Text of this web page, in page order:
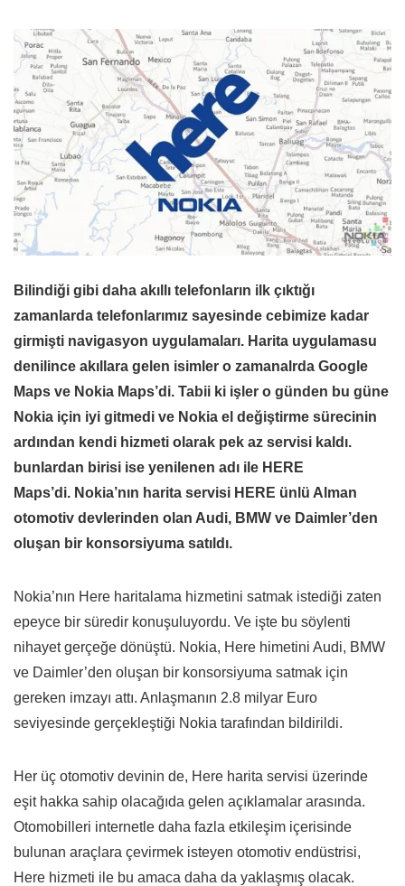
Bilindiği gibi daha akıllı telefonların ilk çıktığı
zamanlarda telefonlarımız sayesinde cebimize kadar
girmişti navigasyon uygulamaları. Harita uygulamasu
denilince akıllara gelen isimler o zamanalrda Google
Maps ve Nokia Maps’di. Tabii ki işler o günden bu güne
Nokia için iyi gitmedi ve Nokia el değiştirme sürecinin
ardından kendi hizmeti olarak pek az servisi kaldı.
bunlardan birisi ise yenilenen adı ile HERE
Maps’di. Nokia’nın harita servisi HERE ünlü Alman
otomotiv devlerinden olan Audi, BMW ve Daimler’den
oluşan bir konsorsiyuma satıldı.
Nokia’nın Here haritalama hizmetini satmak istediği zaten
epeyce bir süredir konuşuluyordu. Ve işte bu söylenti
nihayet gerçeğe dönüştü. Nokia, Here himetini Audi, BMW
ve Daimler’den oluşan bir konsorsiyuma satmak için
gereken imzayı attı. Anlaşmanın 2.8 milyar Euro
seviyesinde gerçekleştiği Nokia tarafından bildirildi.
Her üç otomotiv devinin de, Here harita servisi üzerinde
eşit hakka sahip olacağıda gelen açıklamalar arasında.
Otomobilleri internetle daha fazla etkileşim içerisinde
bulunan araçlara çevirmek isteyen otomotiv endüstrisi,
Here hizmeti ile bu amaca daha da yaklaşmış olacak.